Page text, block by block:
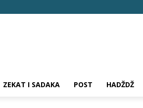
ZEKAT I SADAKA POST HADŽDŽ